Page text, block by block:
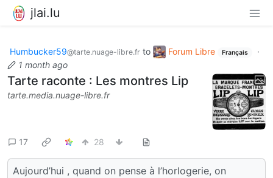
jlai.lu
Humbucker59@tarte.nuage-libre.fr to Forum Libre Français
·
1 month ago
Tarte raconte : Les montres Lip
tarte.media.nuage-libre.fr
17 28
Aujourd’hui , quand on pense à l’horlogerie, on